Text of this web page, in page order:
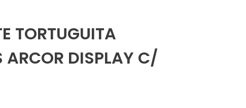
TORTUGUITA
ARCOR DISPLAY C/